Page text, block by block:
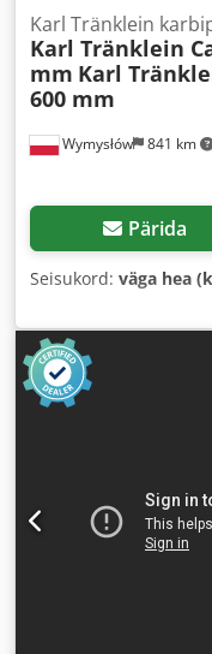
Wymysłów 841 km
Karl Tränklein
Karl Tränklein
mm Karl
600 mm
Pärida
Seisukord: väga hea